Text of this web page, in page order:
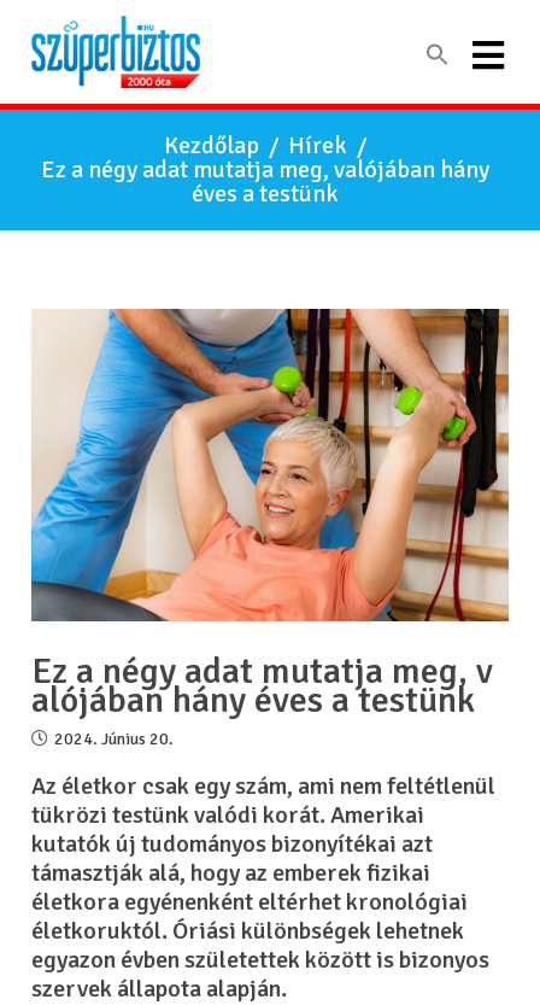
Kezdőlap / Hírek /
Ez a négy adat mutatja meg, valójában hány
éves a testünk
Ez a négy adat mutatja meg, v
alójában hány éves a testünk
2024. Június 20.
Az életkor csak egy szám, ami nem feltétlenül
tükrözi testünk valódi korát. Amerikai
kutatók új tudományos bizonyítékai azt
támasztják alá, hogy az emberek fizikai
életkora egyénenként eltérhet kronológiai
életkoruktól. Óriási különbségek lehetnek
egyazon évben születettek között is bizonyos
szervek állapota alapján.